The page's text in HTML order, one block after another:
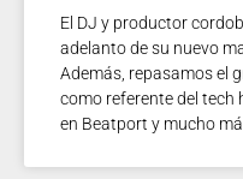
El DJ y productor
adelanto de su nuevo
Además, repasamos el
como referente del tech
en Beatport y mucho